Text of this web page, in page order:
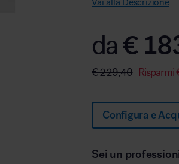
da€
€229,40 Risparmi
Configura e
Sei un